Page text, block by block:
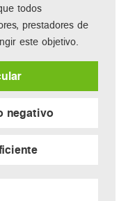
todos
prestadores de
este objetivo.
negativo